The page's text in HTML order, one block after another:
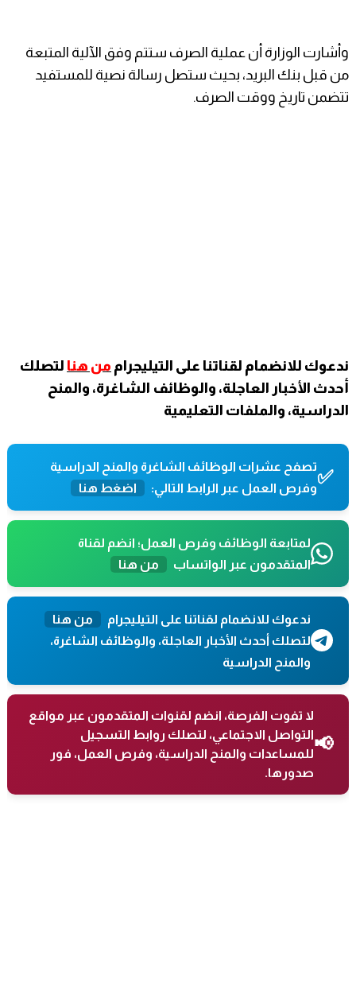
وأشارت الوزارة أن عملية الصرف ستتم وفق الآلية المتبعة
من قبل بنك البريد، بحيث ستصل رسالة نصية للمستفيد
تتضمن تاريخ ووقت الصرف.
ندعوك للانضمام لقناتنا على التيليجرام من هنا لتصلك
أحدث الأخبار العاجلة، والوظائف الشاغرة، والمنح
الدراسية، والملفات التعليمية
✅تصفح عشرات الوظائف الشاغرة والمنح الدراسية
وفرص العمل عبر الرابط التالي:
اضغط هنا
لمتابعة الوظائف وفرص العمل؛ انضم لقناة
المتقدمون عبر الواتساب
من هنا
ندعوك للانضمام لقناتنا على التيليجرام
من هنا
لتصلك أحدث الأخبار العاجلة، والوظائف الشاغرة،
والمنح الدراسية
📢
لا تفوت الفرصة، انضم لقنوات المتقدمون عبر مواقع
التواصل الاجتماعي، لتصلك روابط التسجيل
للمساعدات والمنح الدراسية، وفرص العمل، فور
صدورها.